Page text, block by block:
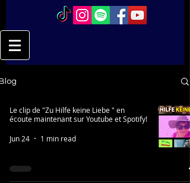
Le clip de "Zu Hilfe keine Liebe " en
écoute maintenant sur Youtube et Spotify!
Jun 24 1 min read